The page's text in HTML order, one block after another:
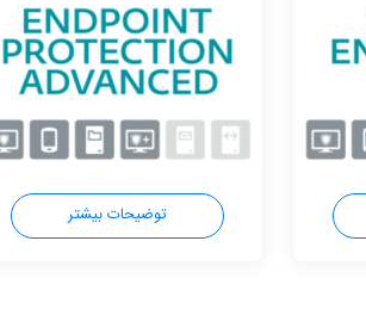
توضیحات بیشتر